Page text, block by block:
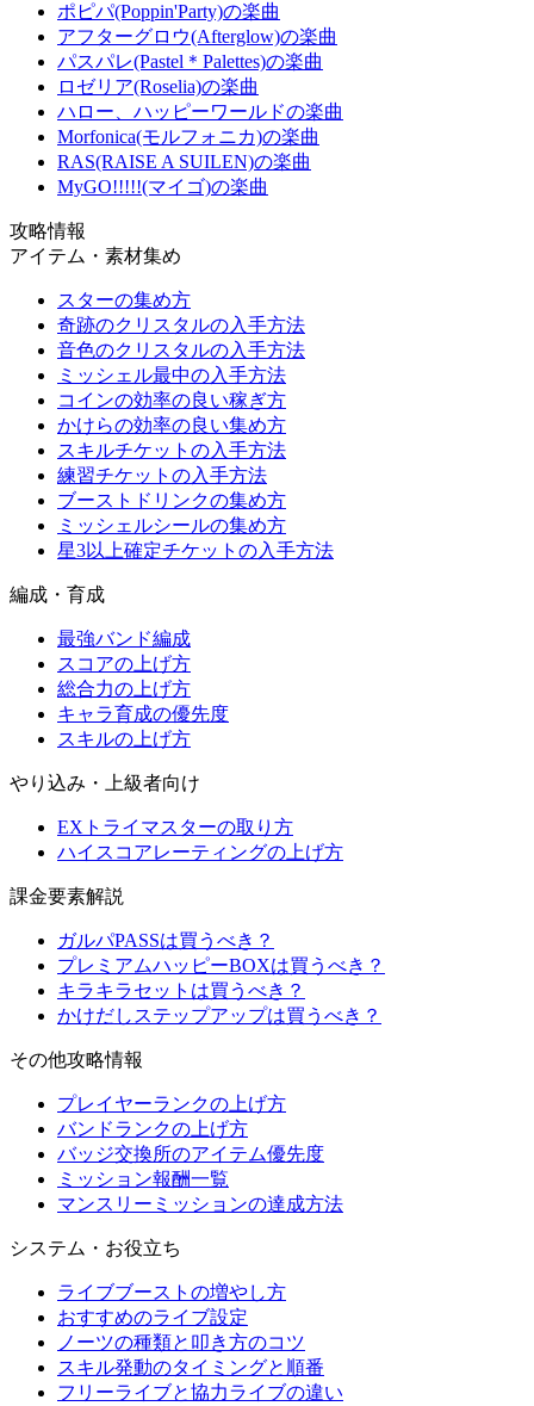
ポピパ(Poppin'Party)の楽曲
アフターグロウ(Afterglow)の楽曲
パスパレ(Pastel＊Palettes)の楽曲
ロゼリア(Roselia)の楽曲
ハロー、ハッピーワールドの楽曲
Morfonica(モルフォニカ)の楽曲
RAS(RAISE A SUILEN)の楽曲
MyGO!!!!!(マイゴ)の楽曲
攻略情報
アイテム・素材集め
スターの集め方
奇跡のクリスタルの入手方法
音色のクリスタルの入手方法
ミッシェル最中の入手方法
コインの効率の良い稼ぎ方
かけらの効率の良い集め方
スキルチケットの入手方法
練習チケットの入手方法
ブーストドリンクの集め方
ミッシェルシールの集め方
星3以上確定チケットの入手方法
編成・育成
最強バンド編成
スコアの上げ方
総合力の上げ方
キャラ育成の優先度
スキルの上げ方
やり込み・上級者向け
EXトライマスターの取り方
ハイスコアレーティングの上げ方
課金要素解説
ガルパPASSは買うべき？
プレミアムハッピーBOXは買うべき？
キラキラセットは買うべき？
かけだしステップアップは買うべき？
その他攻略情報
プレイヤーランクの上げ方
バンドランクの上げ方
バッジ交換所のアイテム優先度
ミッション報酬一覧
マンスリーミッションの達成方法
システム・お役立ち
ライブブーストの増やし方
おすすめのライブ設定
ノーツの種類と叩き方のコツ
スキル発動のタイミングと順番
フリーライブと協力ライブの違い